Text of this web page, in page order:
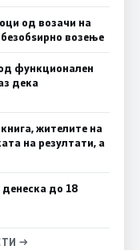
од возачи на
возење
функционален
дека
жителите на
на резултати, а
до 18
→